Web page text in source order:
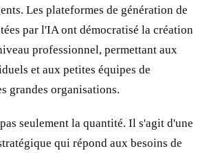
Les plateformes de génération de
par l'IA ont démocratisé la création
professionnel, permettant aux
et aux petites équipes de
grandes organisations.
seulement la quantité. Il s'agit d'une
qui répond aux besoins de